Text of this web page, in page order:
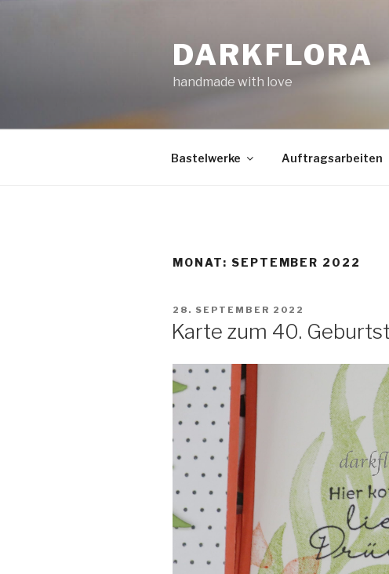
DARKFLORA
handmade with love
Bastelwerke Auftragsarbeiten
MONAT: SEPTEMBER 2022
VERÖFFENTLICHT
28. SEPTEMBER 2022
Karte zum 40.